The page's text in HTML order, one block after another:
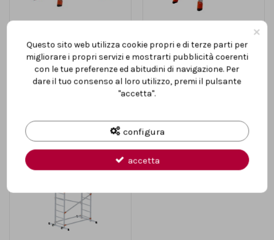
alluminio Gierre 6+6 pioli AL060
285,00 €
Vedi
alluminio 4+4 pioli Gierre
peppina AL020
179,00 €
Vedi
×
Questo sito web utilizza cookie propri e di terze parti per
migliorare i propri servizi e mostrarti pubblicità coerenti
con le tue preferenze ed abitudini di navigazione. Per
dare il tuo consenso al loro utilizzo, premi il pulsante
"accetta".
configura
accetta